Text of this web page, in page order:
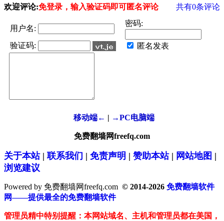
欢迎评论:免登录，输入验证码即可匿名评论 共有0条评论
用户名:
密码:
验证码: 匿名发表
移动端← | →PC电脑端
免费翻墙网freefq.com
关于本站| 联系我们 | 免责声明 | 赞助本站| 网站地图 |
浏览建议
Powered by 免费翻墙网freefq.com © 2014-2026 免费翻墙软件
网——提供最全的免费翻墙软件
管理员精中特别提醒：本网站域名、主机和管理员都在美国，